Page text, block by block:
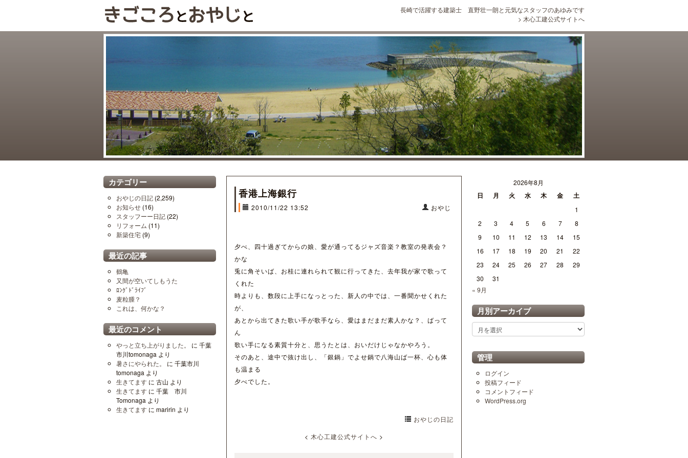
長崎で活躍する建築士 直野壮一朗と元気なスタッフのあゆみです
> 木心工建公式サイトへ
カテゴリー
おやじの日記 (2,259)
お知らせ (16)
スタッフーー日記 (22)
リフォーム (11)
新築住宅 (9)
最近の記事
鶴亀
又間が空いてしもうた
ﾛﾝｸﾞﾄﾞﾗｲﾌﾞ
麦粒腫？
これは、何かな？
最近のコメント
やっと立ち上がりました。 に 千葉
市川tomonaga より
暑さにやられた。
に 千葉市川
tomonaga より
生きてます に 古山 より
生きてます に 千葉 市川
Tomonaga より
生きてます に maririn より
香港上海銀行
2010/11/22 13:52 おやじ
夕べ、四十過ぎてからの娘、愛が通ってるジャズ音楽？教室の発表会？
かな
兎に角そいば、お桂に連れられて観に行ってきた、去年我が家で歌って
くれた
時よりも、数段に上手になっとった、新人の中では、一番聞かせくれた
が、
あとから出てきた歌い手が歌手なら、愛はまだまだ素人かな？、ばって
ん
歌い手になる素質十分と、思うたとは、おいだけじゃなかやろう。
そのあと、途中で抜け出し、「銀鍋」でよせ鍋で八海山ば一杯、心も体
も温まる
夕べでした。
おやじの日記
< 木心工建公式サイトへ >
2026年8月
日 月 火 水 木 金 土
1
2
3 4 5 6 7
8
9
10 11 12 13 14
15
16
17 18 19 20 21
22
23
24 25 26 27 28
29
30
31
« 9月
月別アーカイブ
月
別
ー
カ
イ
ブ
管理
ログイン
投稿フィード
コメントフィード
WordPress.org